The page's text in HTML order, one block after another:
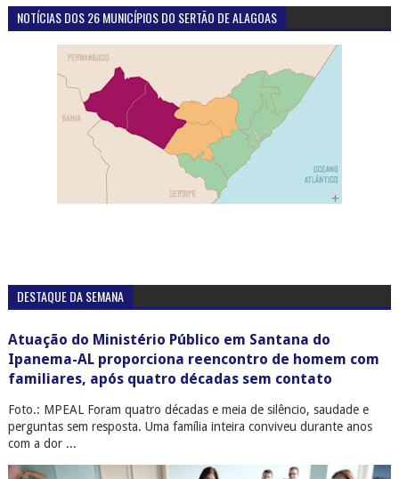
NOTÍCIAS DOS 26 MUNICÍPIOS DO SERTÃO DE ALAGOAS
DESTAQUE DA SEMANA
Atuação do Ministério Público em Santana do
Ipanema-AL proporciona reencontro de homem com
familiares, após quatro décadas sem contato
Foto.: MPEAL Foram quatro décadas e meia de silêncio, saudade e
perguntas sem resposta. Uma família inteira conviveu durante anos
com a dor ...